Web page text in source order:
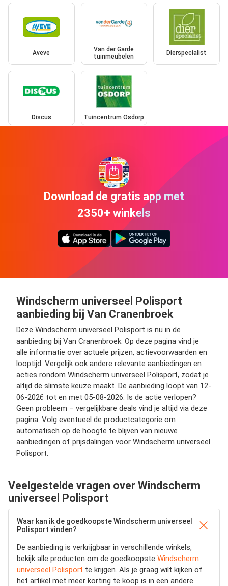
Aveve
Van der Garde
tuinmeubelen
Dierspecialist
Discus Tuincentrum Osdorp
Download de gratis app met
2350+ winkels
Windscherm universeel Polisport
aanbieding bij Van Cranenbroek
Deze Windscherm universeel Polisport is nu in de
aanbieding bij Van Cranenbroek. Op deze pagina vind je
alle informatie over actuele prijzen, actievoorwaarden en
looptijd. Vergelijk ook andere relevante aanbiedingen en
acties rondom Windscherm universeel Polisport, zodat je
altijd de slimste keuze maakt. De aanbieding loopt van 12-
06-2026 tot en met 05-08-2026. Is de actie verlopen?
Geen probleem – vergelijkbare deals vind je altijd via deze
pagina. Volg eventueel de productcategorie om
automatisch op de hoogte te blijven van nieuwe
aanbiedingen of prijsdalingen voor Windscherm universeel
Polisport.
Veelgestelde vragen over Windscherm
universeel Polisport
Waar kan ik de goedkoopste Windscherm universeel
Polisport vinden?
De aanbieding is verkrijgbaar in verschillende winkels,
bekijk alle producten om de goedkoopste Windscherm
universeel Polisport te krijgen. Als je graag wilt kijken of
het artikel met meer korting te koop is in een andere